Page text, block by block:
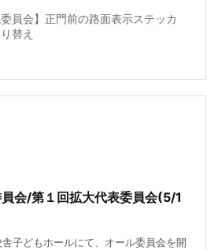
委員会】正⾨前の路⾯表⽰ステッカ
替え
会/第１回拡大代表委員会(5/1
子どもホールにて、オール委員会を開